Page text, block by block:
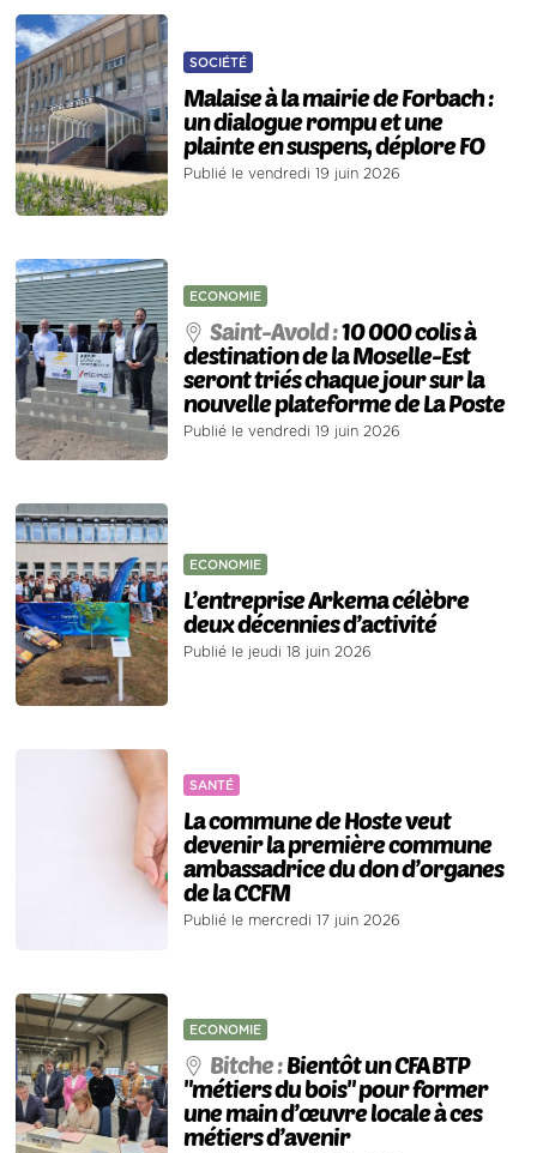
SOCIÉTÉ
Malaise à la mairie de Forbach :
un dialogue rompu et une
plainte en suspens, déplore FO
Publié le vendredi 19 juin 2026
ECONOMIE
Saint-Avold :10 000 colis à
destination de la Moselle-Est
seront triés chaque jour sur la
nouvelle plateforme de La Poste
Publié le vendredi 19 juin 2026
ECONOMIE
L’entreprise Arkema célèbre
deux décennies d’activité
Publié le jeudi 18 juin 2026
SANTÉ
La commune de Hoste veut
devenir la première commune
ambassadrice du don d’organes
de la CCFM
Publié le mercredi 17 juin 2026
ECONOMIE
Bitche :Bientôt un CFA BTP
"métiers du bois" pour former
une main d’œuvre locale à ces
métiers d’avenir